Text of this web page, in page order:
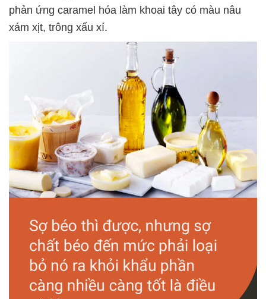
phản ứng caramel hóa làm khoai tây có màu nâu
xám xịt, trông xấu xí.